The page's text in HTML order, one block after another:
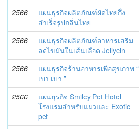
2566
แผนธุรกิจผลิตภัณฑ์ผัดไทยกึ่ง
สำเร็จรูปกลิ่นไทย
2566
แผนธุรกิจผลิตภัณฑ์อาหารเสริม
ลดไขมันในเส้นเลือด Jellycin
2566
แผนธุรกิจร้านอาหารเพื่อสุขภาพ “
เบา เบา ”
2566
แผนธุรกิจ Smiley Pet Hotel
โรงแรมสำหรับแมวและ Exotic
pet